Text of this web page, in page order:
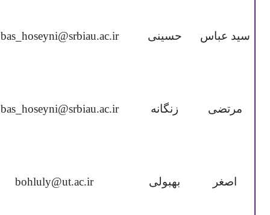
سید عباس حسینی
مرتضی زنگانه
اصغر بهبولی bohluly@ut.ac.ir